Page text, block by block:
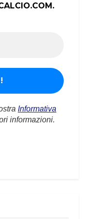
Informativa
informazioni.